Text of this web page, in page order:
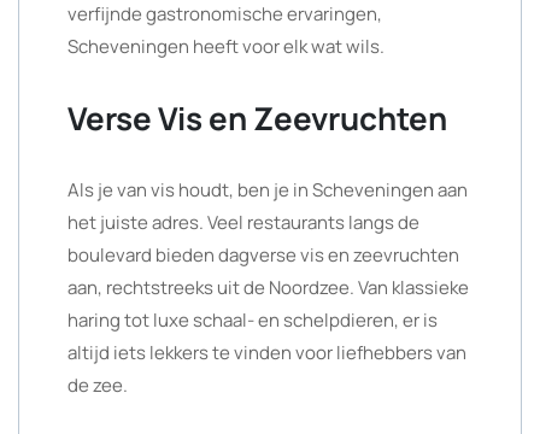
verfijnde gastronomische ervaringen,
Scheveningen heeft voor elk wat wils.
Verse Vis en Zeevruchten
Als je van vis houdt, ben je in Scheveningen aan
het juiste adres. Veel restaurants langs de
boulevard bieden dagverse vis en zeevruchten
aan, rechtstreeks uit de Noordzee. Van klassieke
haring tot luxe schaal- en schelpdieren, er is
altijd iets lekkers te vinden voor liefhebbers van
de zee.